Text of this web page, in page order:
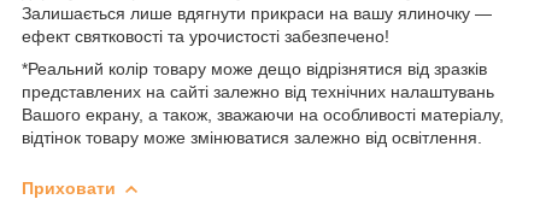
Залишається лише вдягнути прикраси на вашу ялиночку —
ефект святковості та урочистості забезпечено!
*Реальний колір товару може дещо відрізнятися від зразків
представлених на сайті залежно від технічних налаштувань
Вашого екрану, а також, зважаючи на особливості матеріалу,
відтінок товару може змінюватися залежно від освітлення.
Приховати